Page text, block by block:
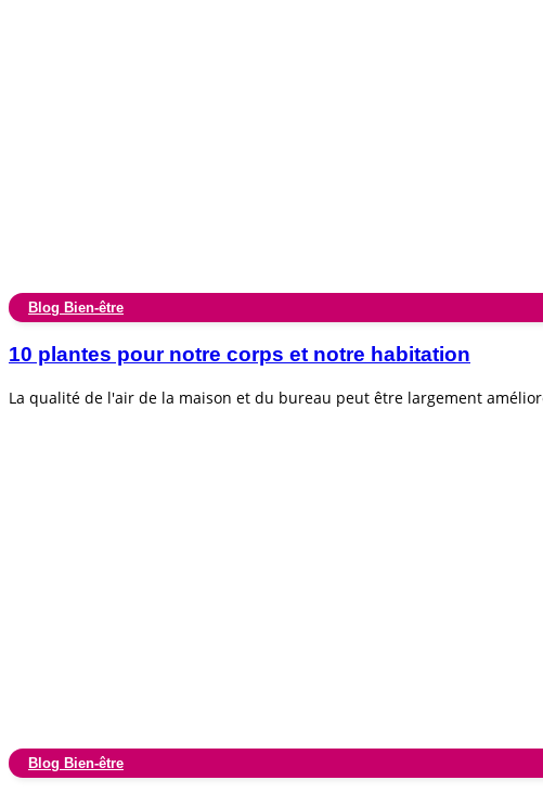
Blog Bien-être
10 plantes pour notre corps et notre habitation
La qualité de l'air de la maison et du bureau peut être largement
Blog Bien-être